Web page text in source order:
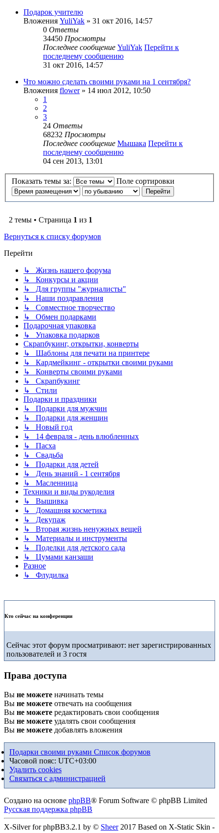
Подарок учителю
Вложения YuliYak » 31 окт 2016, 14:57
0 Ответы
34450 Просмотры
Последнее сообщение YuliYak Перейти к
последнему сообщению
31 окт 2016, 14:57
Что можно сделать своими руками на 1 сентября?
Вложения flower» 14 июл 2012, 10:50
1
2
3
24 Ответы
68232 Просмотры
Последнее сообщение Мышака Перейти к
последнему сообщению
04 сен 2013, 13:01
Показать темы за: Поле сортировки
2 темы • Страница 1 из 1
Вернуться к списку форумов
Перейти
↳ Жизнь нашего форума
↳ Конкурсы и акции
↳ Для группы "журналисты"
↳ Наши поздравления
↳ Совместное творчество
↳ Обмен подарками
Подарочная упаковка
↳ Упаковка подарков
Скрапбукинг, открытки, конверты
↳ Шаблоны для печати на принтере
↳ Кардмейкинг - открытки своими руками
↳ Конверты своими руками
↳ Скрапбукинг
↳ Стили
Подарки и праздники
↳ Подарки для мужчин
↳ Подарки для женщин
↳ Новый год
↳ 14 февраля - день влюбленных
↳ Пасха
↳ Свадьба
↳ Подарки для детей
↳ День знаний - 1 сентября
↳ Масленница
Техники и виды рукоделия
↳ Вышивка
↳ Домашняя косметика
↳ Декупаж
↳ Вторая жизнь ненужных вещей
↳ Материалы и инструменты
↳ Поделки для детского сада
↳ Цумами канзаши
Разное
↳ Флудилка
Кто сейчас на конференции
Сейчас этот форум просматривают: нет зарегистрированных
пользователей и 3 гостя
Права доступа
Вы не можете начинать темы
Вы не можете отвечать на сообщения
Вы не можете редактировать свои сообщения
Вы не можете удалять свои сообщения
Вы не можете добавлять вложения
Подарки своими руками Список форумов
Часовой пояс: UTC+03:00
Удалить cookies
Связаться с администрацией
Создано на основе phpBB® Forum Software © phpBB Limited
Русская поддержка phpBB
X-Silver for phpBB3.2.1 by © Sheer2017 Based on X-Static Skin -